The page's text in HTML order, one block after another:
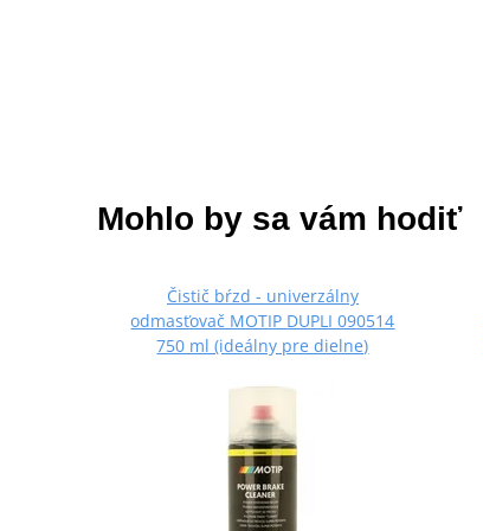
Mohlo by sa vám hodiť
Čistič bŕzd - univerzálny
odmasťovač MOTIP DUPLI 090514
750 ml (ideálny pre dielne)